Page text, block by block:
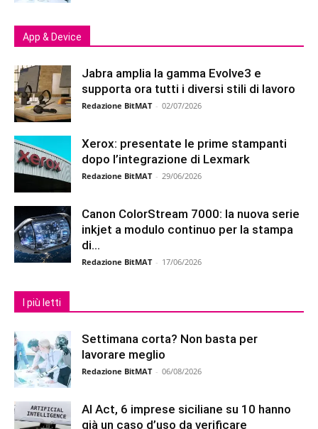
App & Device
Jabra amplia la gamma Evolve3 e
supporta ora tutti i diversi stili di lavoro
Redazione BitMAT - 02/07/2026
Xerox: presentate le prime stampanti
dopo l’integrazione di Lexmark
Redazione BitMAT - 29/06/2026
Canon ColorStream 7000: la nuova serie
inkjet a modulo continuo per la stampa
di...
Redazione BitMAT - 17/06/2026
I più letti
Settimana corta? Non basta per
lavorare meglio
Redazione BitMAT - 06/08/2026
AI Act, 6 imprese siciliane su 10 hanno
già un caso d’uso da verificare